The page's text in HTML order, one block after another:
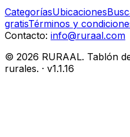
CategoríasUbicaciones
gratisTérminos y
Contacto: info@ruraal.com
© 2026 RURAAL. Tablón
rurales. · v1.1.16